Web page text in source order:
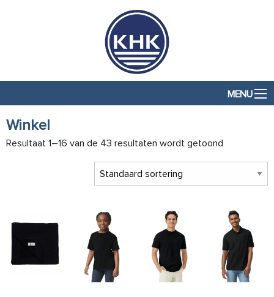
MENU
Winkel
Resultaat 1–16 van de 43 resultaten wordt getoond